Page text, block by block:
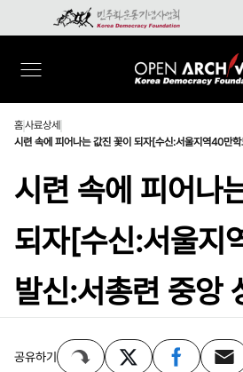
홈사료상세
시련 속에 피어나는 값진 꽃이 되자[수신:서울지역40만
시련 속에 피어나
되자[수신:서울지
발신:서총련 중앙
공유하기